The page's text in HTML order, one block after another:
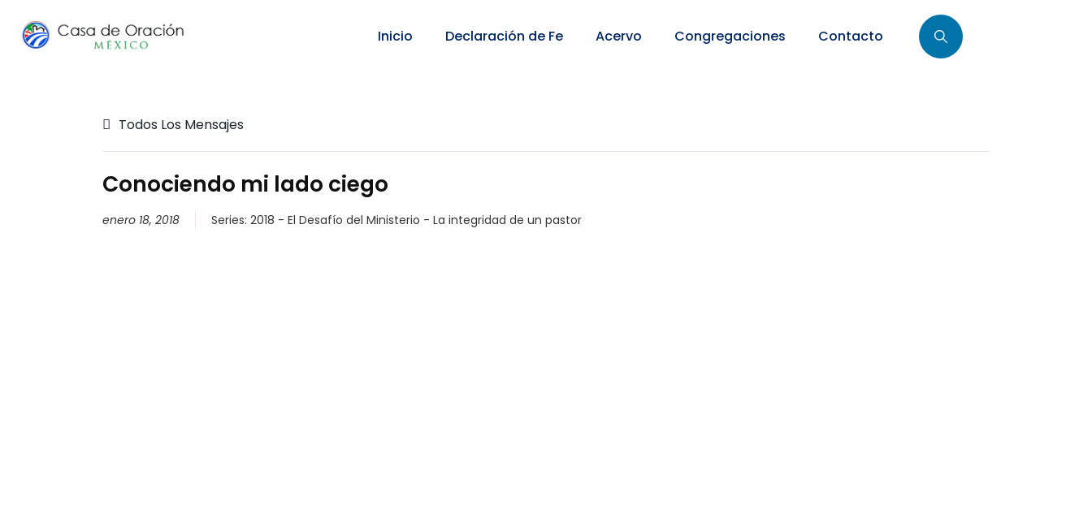
Inicio Declaración de Fe Acervo Congregaciones Contacto
Todos Los Mensajes
Conociendo mi lado ciego
enero 18, 2018 Series: 2018 - El Desafío del Ministerio - La integridad de un pastor